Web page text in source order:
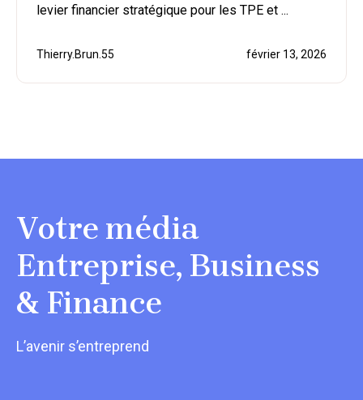
levier financier stratégique pour les TPE et ...
Thierry.Brun.55 février 13, 2026
Votre média
Entreprise, Business
& Finance
L’avenir s’entreprend